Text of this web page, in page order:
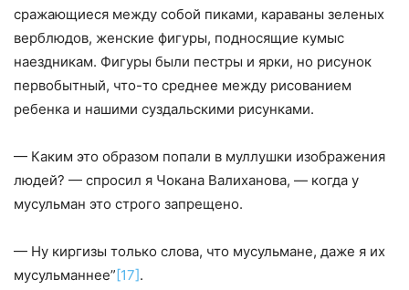
сражающиеся между собой пиками, караваны зеленых
верблюдов, женские фигуры, подносящие кумыс
наездникам. Фигуры были пестры и ярки, но рисунок
первобытный, что-то среднее между рисованием
ребенка и нашими суздальскими рисунками.
— Каким это образом попали в муллушки изображения
людей? — спросил я Чокана Валиханова, — когда у
мусульман это строго запрещено.
— Ну киргизы только слова, что мусульмане, даже я их
мусульманнее”[17].